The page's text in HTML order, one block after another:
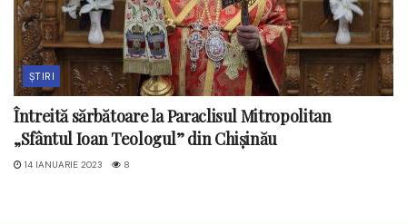
ȘTIRI
Întreită sărbătoare la Paraclisul Mitropolitan
„Sfântul Ioan Teologul” din Chișinău
14 IANUARIE 2023 8